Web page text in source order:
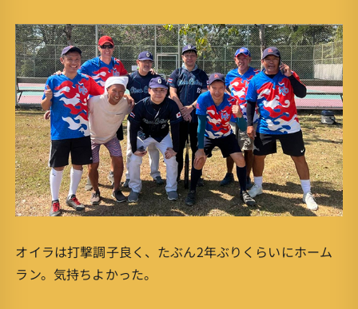
オイラは打撃調子良く、たぶん2年ぶりくらいにホーム
ラン。気持ちよかった。